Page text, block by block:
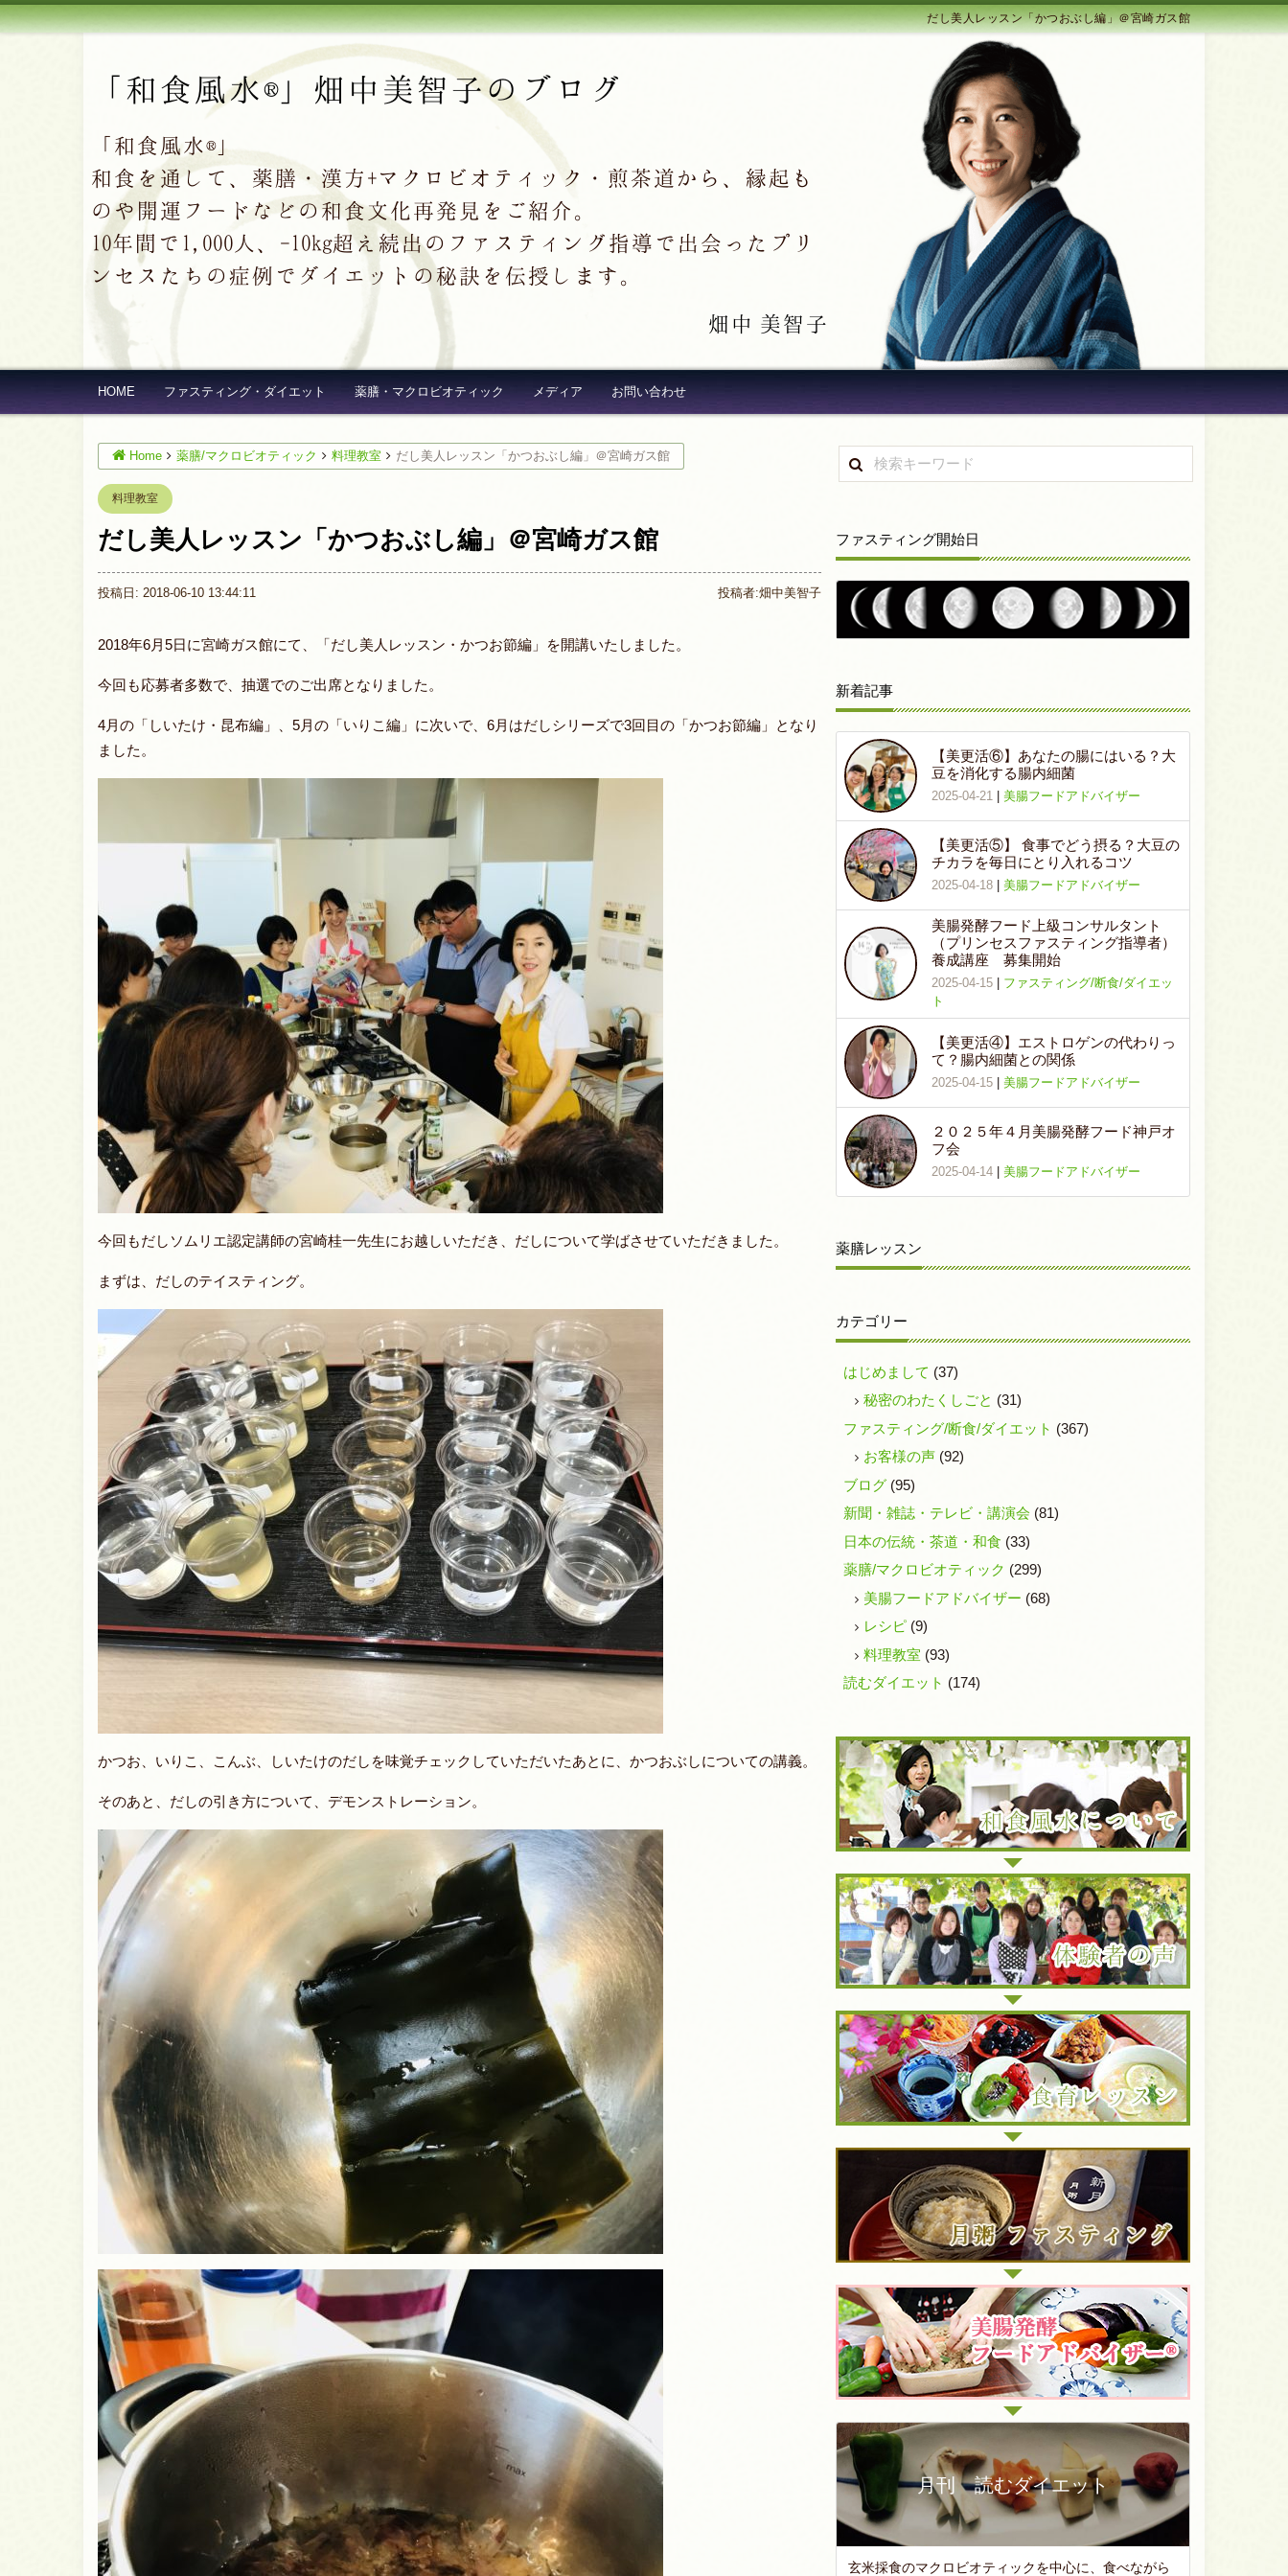
だし美人レッスン「かつおぶし編」＠宮崎ガス館
「和食風水®」畑中美智子のブログ
「和食風水®」
和食を通して、薬膳・漢方+マクロビオティック・煎茶道から、縁起も
のや開運フードなどの和食文化再発見をご紹介。
10年間で1,000人、-10kg超え続出のファスティング指導で出会ったプリ
ンセスたちの症例でダイエットの秘訣を伝授します。
畑中 美智子
HOME ファスティング・ダイエット 薬膳・マクロビオティック メディア お問い合わせ
Home 薬膳/マクロビオティック 料理教室 だし美人レッスン「かつおぶし編」＠宮崎ガス館
料理教室
だし美人レッスン「かつおぶし編」＠宮崎ガス館
投稿日: 2018-06-10 13:44:11 投稿者:畑中美智子
2018年6月5日に宮崎ガス館にて、「だし美人レッスン・かつお節編」を開講いたしました。
今回も応募者多数で、抽選でのご出席となりました。
4月の「しいたけ・昆布編」、5月の「いりこ編」に次いで、6月はだしシリーズで3回目の「かつお節編」となり
ました。
今回もだしソムリエ認定講師の宮崎桂一先生にお越しいただき、だしについて学ばさせていただきました。
まずは、だしのテイスティング。
かつお、いりこ、こんぶ、しいたけのだしを味覚チェックしていただいたあとに、かつおぶしについての講義。
そのあと、だしの引き方について、デモンストレーション。
ファスティング開始日
新着記事
【美更活⑥】あなたの腸にはいる？大
豆を消化する腸内細菌
2025-04-21 |美腸フードアドバイザー
【美更活⑤】 食事でどう摂る？大豆の
チカラを毎日にとり入れるコツ
2025-04-18 |美腸フードアドバイザー
美腸発酵フード上級コンサルタント
（プリンセスファスティング指導者）
養成講座 募集開始
2025-04-15
ファスティング/断食/ダイエッ
ト
【美更活④】エストロゲンの代わりっ
て？腸内細菌との関係
2025-04-15 |美腸フードアドバイザー
２０２５年４月美腸発酵フード神戸オ
フ会
2025-04-14 |美腸フードアドバイザー
薬膳レッスン
カテゴリー
はじめまして (37)
秘密のわたくしごと (31)
ファスティング/断食/ダイエット (367)
お客様の声(92)
ブログ(95)
新聞・雑誌・テレビ・講演会 (81)
日本の伝統・茶道・和食 (33)
薬膳/マクロビオティック (299)
美腸フードアドバイザー (68)
レシピ(9)
料理教室 (93)
読むダイエット (174)
月刊 読むダイエット
玄米採食のマクロビオティックを中心に、食べながら